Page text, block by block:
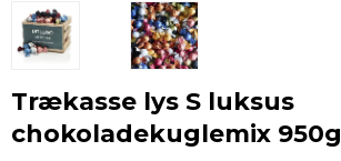
Trækasse lys S luksus
chokoladekuglemix 950g